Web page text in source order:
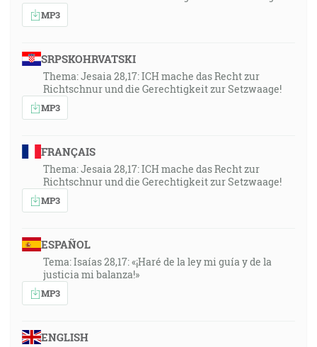
MP3
SRPSKOHRVATSKI
Thema: Jesaia 28,17: ICH mache das Recht zur
Richtschnur und die Gerechtigkeit zur Setzwaage!
MP3
FRANÇAIS
Thema: Jesaia 28,17: ICH mache das Recht zur
Richtschnur und die Gerechtigkeit zur Setzwaage!
MP3
ESPAÑOL
Tema: Isaías 28,17: «¡Haré de la ley mi guía y de la
justicia mi balanza!»
MP3
ENGLISH